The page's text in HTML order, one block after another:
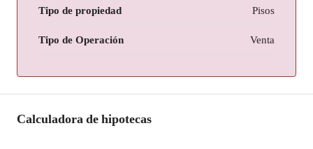
Tipo de propiedad Pisos
Tipo de Operación Venta
Calculadora de hipotecas